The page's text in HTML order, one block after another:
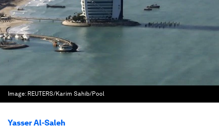
Image: REUTERS/Karim Sahib/Pool
Yasser Al-Saleh